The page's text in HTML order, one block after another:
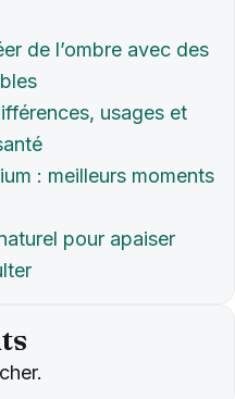
de l’ombre avec des
usages et
: meilleurs moments
pour apaiser